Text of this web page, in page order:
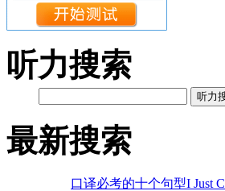
听力搜索
听力
最新搜索
口译必考的十个句型I Just